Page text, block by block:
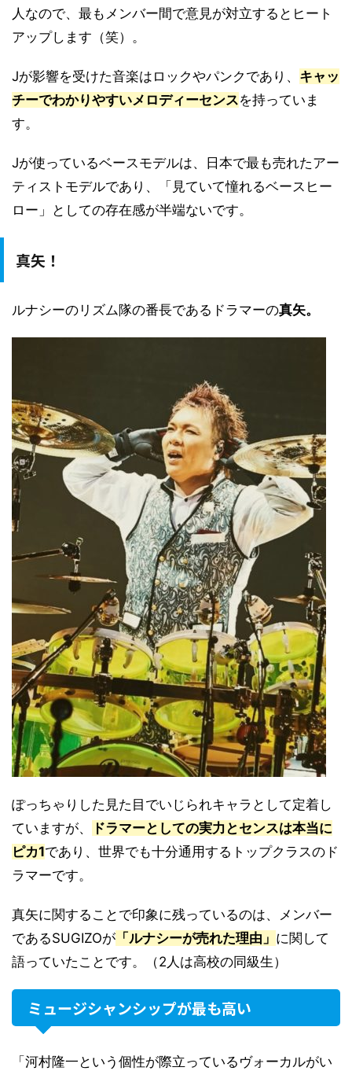
人なので、最もメンバー間で意見が対立するとヒート
アップします（笑）。
Jが影響を受けた音楽はロックやパンクであり、 キャッ
チーでわかりやすいメロディーセンスを持っていま
す。
Jが使っているベースモデルは、日本で最も売れたアー
ティストモデルであり、「見ていて憧れるベースヒー
ロー」としての存在感が半端ないです。
真矢！
ルナシーのリズム隊の番長であるドラマーの真矢。
ぽっちゃりした見た目でいじられキャラとして定着し
ていますが、
ドラマーとしての実力とセンスは本当に
ピカ1であり、世界でも十分通用するトップクラスのド
ラマーです。
真矢に関することで印象に残っているのは、メンバー
であるSUGIZOが 「ルナシーが売れた理由」 に関して
語っていたことです。（2人は高校の同級生）
ミュージシャンシップが最も高い
「河村隆一という個性が際立っているヴォーカルがい